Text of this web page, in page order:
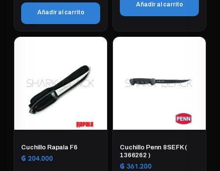
Añadir al carrito
Añadir al carrito
Cuchillo Rapala F6
₲ 204.000
Cuchillo Penn 8SEFK (
1366262 )
₲ 361.200